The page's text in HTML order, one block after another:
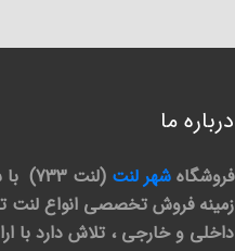
درباره ما
فروشگاه شهر لنت
(لنت
زمینه فروش تخصصی انواع لنت
داخلی و خارجی ، تلاش دارد با